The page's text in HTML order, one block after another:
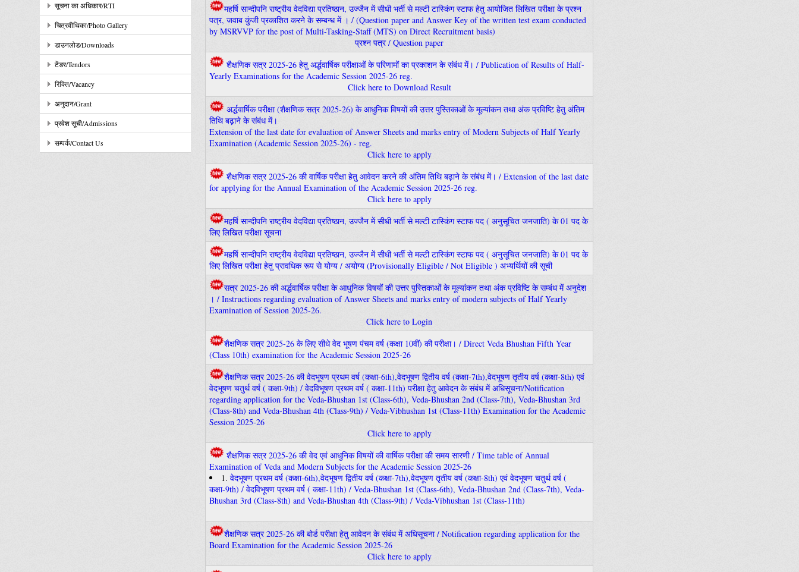
सूचना का अधिकार/RTI
चित्रवीथिका/Photo Gallery
डाउनलोड/Downloads
टेंडर/Tendors
रिक्ति/Vacancy
अनुदान/Grant
प्रवेश सूची/Admissions
सम्पर्क/Contact Us
महर्षि सान्दीपनि राष्ट्रीय वेदविद्या प्रतिष्ठान, उज्जैन में सीधी भर्ती से मल्टी टास्किंग स्टाफ हेतु आयोजित लिखित परीक्षा के प्रश्न
पत्र, जवाब कुंजी प्रकाशित करने के सम्बन्ध में । / (Question paper and Answer Key of the written test exam conducted
by MSRVVP for the post of Multi-Tasking-Staff (MTS) on Direct Recruitment basis)
प्रश्न पत्र / Question paper
शैक्षणिक सत्र 2025-26 हेतु अर्द्धवार्षिक परीक्षाओं के परिणामों का प्रकाशन के संबंध में। / Publication of Results of Half-
Yearly Examinations for the Academic Session 2025-26 reg.
Click here to Download Result
अर्द्धवार्षिक परीक्षा (शैक्षणिक सत्र 2025-26) के आधुनिक विषयों की उत्तर पुस्तिकाओं के मूल्यांकन तथा अंक प्रविष्टि हेतु अंतिम
तिथि बढ़ाने के संबंध में।
Extension of the last date for evaluation of Answer Sheets and marks entry of Modern Subjects of Half Yearly
Examination (Academic Session 2025-26) - reg.
Click here to apply
शैक्षणिक सत्र 2025-26 की वार्षिक परीक्षा हेतु आवेदन करने की अंतिम तिथि बढ़ाने के संबंध में। / Extension of the last date
for applying for the Annual Examination of the Academic Session 2025-26 reg.
Click here to apply
महर्षि सान्दीपनि राष्ट्रीय वेदविद्या प्रतिष्ठान, उज्जैन में सीधी भर्ती से मल्टी टास्किंग स्टाफ पद ( अनुसूचित जनजाति) के 01 पद के
लिए लिखित परीक्षा सूचना
महर्षि सान्दीपनि राष्ट्रीय वेदविद्या प्रतिष्ठान, उज्जैन में सीधी भर्ती से मल्टी टास्किंग स्टाफ पद ( अनुसूचित जनजाति) के 01 पद के
लिए लिखित परीक्षा हेतु प्रावधिक रूप से योग्य / अयोग्य (Provisionally Eligible / Not Eligible ) अभ्यर्थियों की सूची
सत्र 2025-26 की अर्द्धवार्षिक परीक्षा के आधुनिक विषयों की उत्तर पुस्तिकाओं के मूल्यांकन तथा अंक प्रविष्टि के सम्बंध में अनुदेश
। / Instructions regarding evaluation of Answer Sheets and marks entry of modern subjects of Half Yearly
Examination of Session 2025-26.
Click here to Login
शैक्षणिक सत्र 2025-26 के लिए सीधे वेद भूषण पंचम वर्ष (कक्षा 10वीं) की परीक्षा। / Direct Veda Bhushan Fifth Year
(Class 10th) examination for the Academic Session 2025-26
शैक्षणिक सत्र 2025-26 की वेदभूषण प्रथम वर्ष (कक्षा-6th),वेदभूषण द्वितीय वर्ष (कक्षा-7th),वेदभूषण तृतीय वर्ष (कक्षा-8th) एवं
वेदभूषण चतुर्थ वर्ष ( कक्षा-9th) / वेदविभूषण प्रथम वर्ष ( कक्षा-11th) परीक्षा हेतु आवेदन के संबंध में अधिसूचना/Notification
regarding application for the Veda-Bhushan 1st (Class-6th), Veda-Bhushan 2nd (Class-7th), Veda-Bhushan 3rd
(Class-8th) and Veda-Bhushan 4th (Class-9th) / Veda-Vibhushan 1st (Class-11th) Examination for the Academic
Session 2025-26
Click here to apply
शैक्षणिक सत्र 2025-26 की वेद एवं आधुनिक विषयों की वार्षिक परीक्षा की समय सारणी / Time table of Annual
Examination of Veda and Modern Subjects for the Academic Session 2025-26
1.वेदभूषण प्रथम वर्ष (कक्षा-6th),वेदभूषण द्वितीय वर्ष (कक्षा-7th),वेदभूषण तृतीय वर्ष (कक्षा-8th) एवं वेदभूषण चतुर्थ वर्ष (
कक्षा-9th) / वेदविभूषण प्रथम वर्ष ( कक्षा-11th) / Veda-Bhushan 1st (Class-6th), Veda-Bhushan 2nd (Class-7th), Veda-
Bhushan 3rd (Class-8th) and Veda-Bhushan 4th (Class-9th) / Veda-Vibhushan 1st (Class-11th)
शैक्षणिक सत्र 2025-26 की बोर्ड परीक्षा हेतु आवेदन के संबंध में अधिसूचना / Notification regarding application for the
Board Examination for the Academic Session 2025-26
Click here to apply